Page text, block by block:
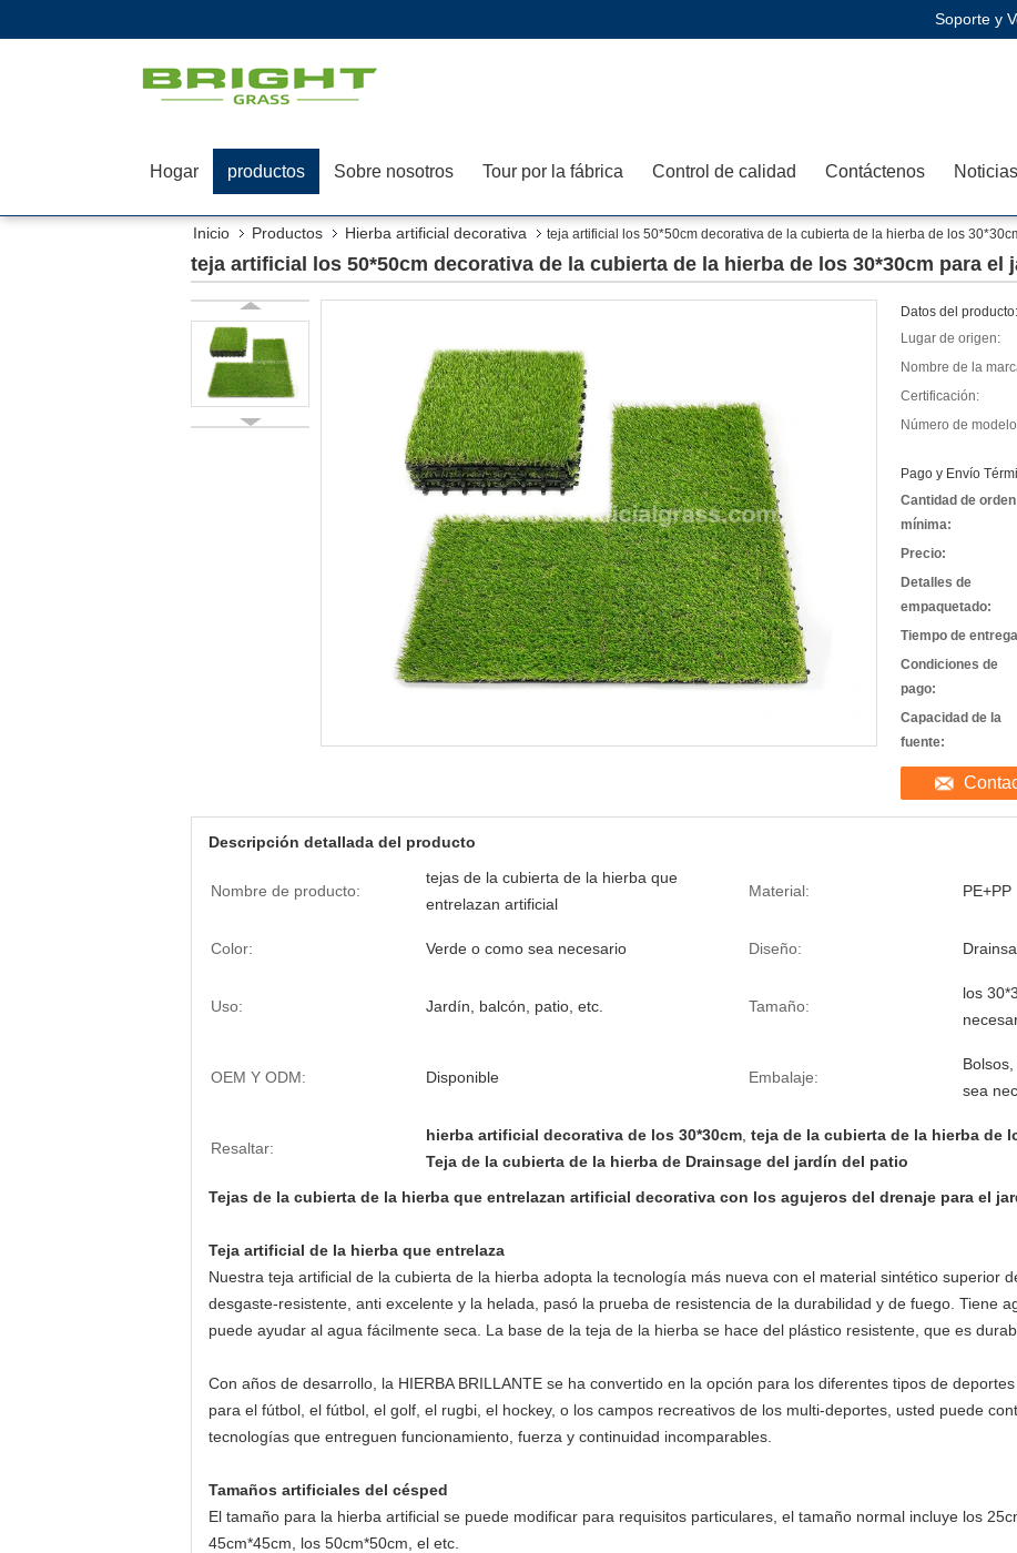
Soporte y
Hogar productos Sobre nosotros Tour por la fábrica Control de calidad Contáctenos Noticias
Inicio Productos Hierba artificial decorativa teja artificial los 50*50cm decorativa de la cubierta de la hierba de los
teja artificial los 50*50cm decorativa de la cubierta de la hierba de los 30*30cm para el
Datos del producto:
Lugar de origen:
Nombre de la
Certificación:
Número de
Pago y Envío
Cantidad de orden
mínima:
Precio:
Detalles de
empaquetado:
Tiempo de
Condiciones de
pago:
Capacidad de la
fuente:
Descripción detallada del producto
Nombre de producto:
tejas de la cubierta de la hierba que
entrelazan artificial
Material: PE+PP
Color: Verde o como sea necesario Diseño:
Uso: Jardín, balcón, patio, etc. Tamaño:
los
OEM Y ODM: Disponible Embalaje:
sea
Resaltar:
hierba artificial decorativa de los 30*30cm teja de la cubierta de la hierba de
Teja de la cubierta de la hierba de Drainsage del jardín del patio
Tejas de la cubierta de la hierba que entrelazan artificial decorativa con los agujeros del drenaje para el
Teja artificial de la hierba que entrelaza
Nuestra teja artificial de la cubierta de la hierba adopta la tecnología más nueva con el material sintético superior
desgaste-resistente, anti excelente y la helada, pasó la prueba de resistencia de la durabilidad y de fuego. Tiene
puede ayudar al agua fácilmente seca. La base de la teja de la hierba se hace del plástico resistente, que es
Con años de desarrollo, la HIERBA BRILLANTE se ha convertido en la opción para los diferentes tipos de
para el fútbol, el fútbol, el golf, el rugbi, el hockey, o los campos recreativos de los multi-deportes, usted puede
tecnologías que entreguen funcionamiento, fuerza y continuidad incomparables.
Tamaños artificiales del césped
El tamaño para la hierba artificial se puede modificar para requisitos particulares, el tamaño normal incluye los
45cm*45cm, los 50cm*50cm, el etc.